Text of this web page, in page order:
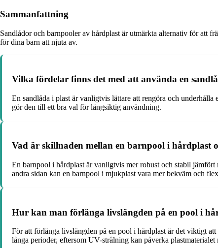
Sammanfattning
Sandlådor och barnpooler av hårdplast är utmärkta alternativ för att
för dina barn att njuta av.
Vilka fördelar finns det med att använda en
En sandlåda i plast är vanligtvis lättare att rengöra och
gör den till ett bra val för långsiktig användning.
Vad är skillnaden mellan en barnpool i hårdplast
En barnpool i hårdplast är vanligtvis mer robust och stabil
andra sidan kan en barnpool i mjukplast vara mer bekväm och
Hur kan man förlänga livslängden på en pool i
För att förlänga livslängden på en pool i hårdplast är det viktigt
långa perioder, eftersom UV-strålning kan påverka